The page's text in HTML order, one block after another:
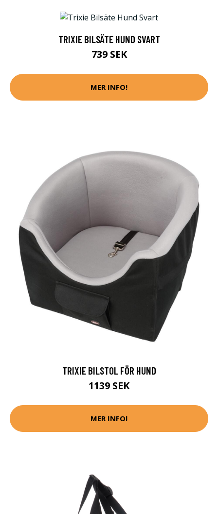
TRIXIE BILSÄTE HUND SVART
739 SEK
MER INFO!
TRIXIE BILSTOL FÖR HUND
1139 SEK
MER INFO!